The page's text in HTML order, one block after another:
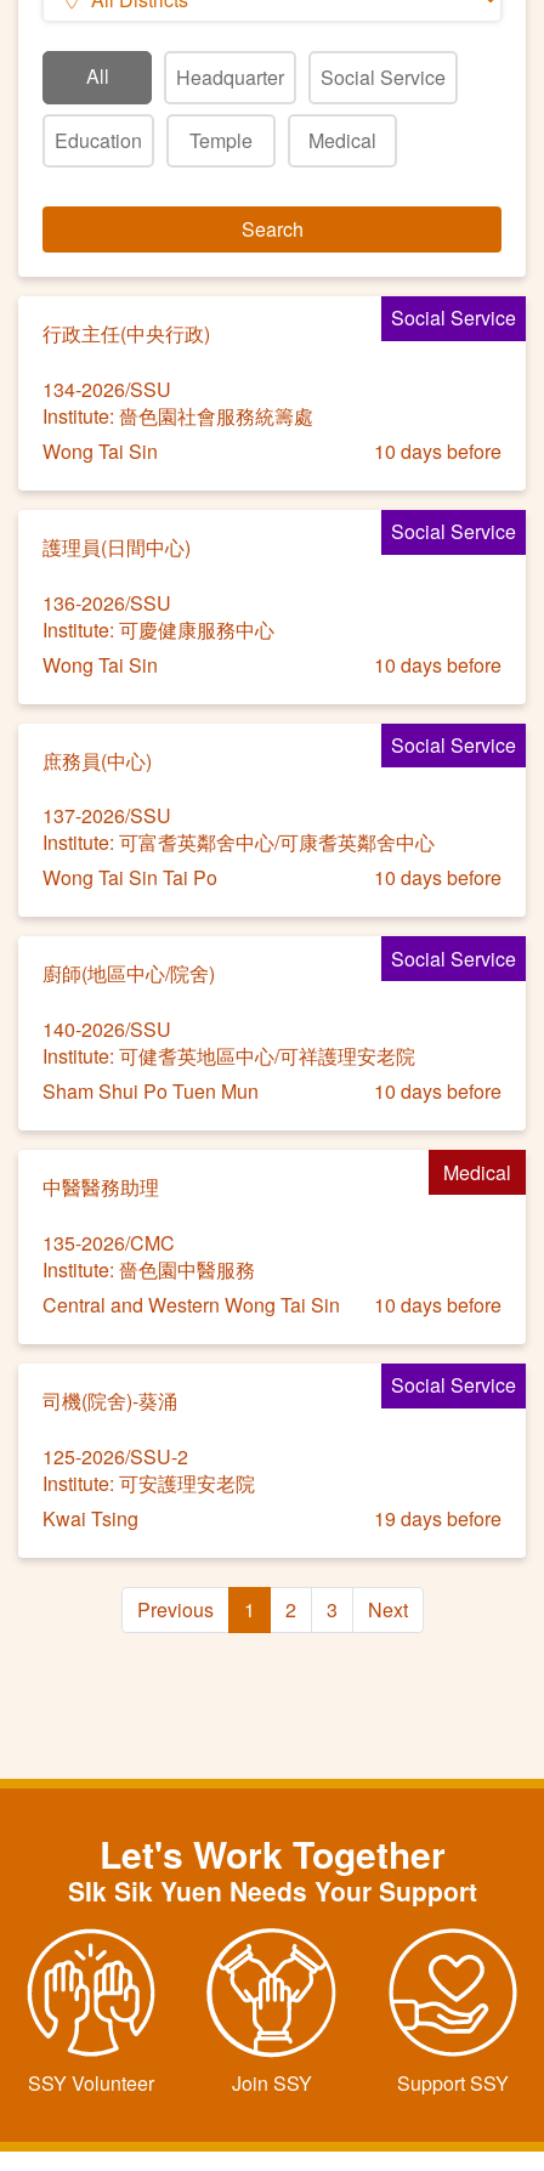
All Headquarter Social Service
Education Temple Medical
Search
Social Service
行政主任(中央行政)
134-2026/SSU
Institute: 嗇色園社會服務統籌處
Wong Tai Sin
10 days before
Social Service
護理員(日間中心)
136-2026/SSU
Institute: 可慶健康服務中心
Wong Tai Sin
10 days before
Social Service
庶務員(中心)
137-2026/SSU
Institute: 可富耆英鄰舍中心/可康耆英鄰舍中心
Wong Tai Sin Tai Po
10 days before
Social Service
廚師(地區中心/院舍)
140-2026/SSU
Institute: 可健耆英地區中心/可祥護理安老院
Sham Shui Po Tuen Mun
10 days before
Medical
中醫醫務助理
135-2026/CMC
Institute: 嗇色園中醫服務
Central and Western Wong Tai Sin
10 days before
Social Service
司機(院舍)-葵涌
125-2026/SSU-2
Institute: 可安護理安老院
Kwai Tsing
19 days before
Previous 1 2 3 Next
Let's Work Together
SIk Sik Yuen Needs Your Support
SSY Volunteer Join SSY Support SSY